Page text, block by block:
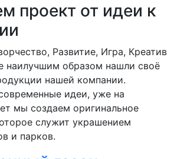
проект от идеи к
Развитие, Игра, Креатив
наилучшим образом нашли своё
нашей компании.
идеи, уже на
мы создаем оригинальное
служит украшением
и парков.